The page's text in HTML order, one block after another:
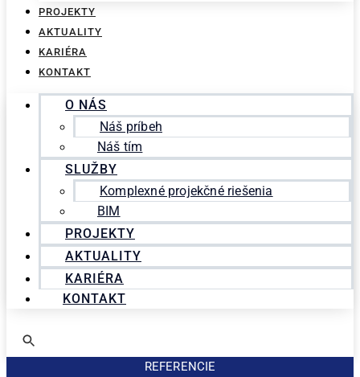
PROJEKTY
AKTUALITY
KARIÉRA
KONTAKT
O NÁS
Náš príbeh
Náš tím
SLUŽBY
Komplexné projekčné riešenia
BIM
PROJEKTY
AKTUALITY
KARIÉRA
KONTAKT
REFERENCIE